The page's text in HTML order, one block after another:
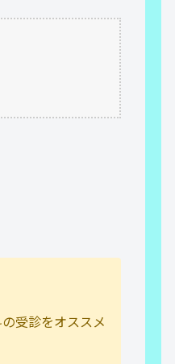
受診をオススメ